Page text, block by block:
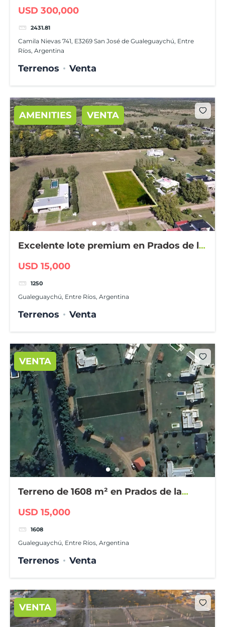
USD 300,000
2431.81
Camila Nievas 741, E3269 San José de Gualeguaychú, Entre
Ríos, Argentina
Terrenos Venta
AMENITIES VENTA
Excelente lote premium en Prados de la
USD 15,000
1250
Gualeguaychú, Entre Ríos, Argentina
Terrenos Venta
VENTA
Terreno de 1608 m² en Prados de la
USD 15,000
1608
Gualeguaychú, Entre Ríos, Argentina
Terrenos Venta
VENTA